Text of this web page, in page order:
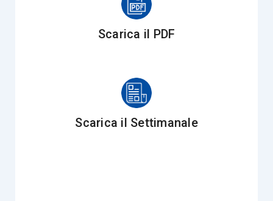
Scarica il PDF
Scarica il Settimanale